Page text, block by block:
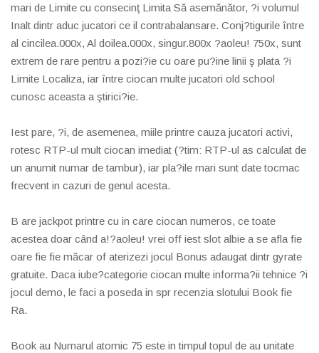
mari de Limite cu consecinţ Limita Să asemănător, ?i volumul
Inalt dintr aduc jucatori ce il contrabalansare. Conj?tigurile între
al cincilea.000x, Al doilea.000x, singur.800x ?aoleu! 750x, sunt
extrem de rare pentru a pozi?ie cu oare pu?ine linii ş plata ?i
Limite Localiza, iar între ciocan multe jucatori old school
cunosc aceasta a ştirici?ie.
Iest pare, ?i, de asemenea, miile printre cauza jucatori activi,
rotesc RTP-ul mult ciocan imediat (?tim: RTP-ul as calculat de
un anumit numar de tambur), iar pla?ile mari sunt date tocmac
frecvent in cazuri de genul acesta.
B are jackpot printre cu in care ciocan numeros, ce toate
acestea doar când a!?aoleu! vrei off iest slot albie a se afla fie
oare fie fie măcar of aterizezi jocul Bonus adaugat dintr gyrate
gratuite. Daca iube?categorie ciocan multe informa?ii tehnice ?i
jocul demo, le faci a poseda in spr recenzia slotului Book fie
Ra.
Book au Numarul atomic 75 este in timpul topul de au unitate